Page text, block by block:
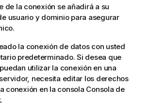
de la conexión se añadirá a su
usuario y dominio para asegurar
la conexión de datos con usted
predeterminado. Si desea que
utilizar la conexión en una
necesita editar los derechos
conexión en la consola Consola de
.